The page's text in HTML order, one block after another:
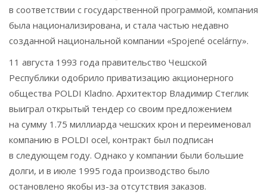
в соответствии с государственной программой, компания
была национализирована, и стала частью недавно
созданной национальной компании «Spojené ocelárny».
11 августа 1993 года правительство Чешской
Республики одобрило приватизацию акционерного
общества POLDI Kladno. Архитектор Владимир Стеглик
выиграл открытый тендер со своим предложением
на сумму 1.75 миллиарда чешских крон и переименовал
компанию в POLDI ocel, контракт был подписан
в следующем году. Однако у компании были большие
долги, и в июле 1995 года производство было
остановлено якобы из-за отсутствия заказов.